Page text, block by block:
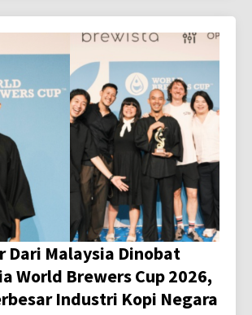
Dari Malaysia Dinobat
World Brewers Cup 2026,
Industri Kopi Negara